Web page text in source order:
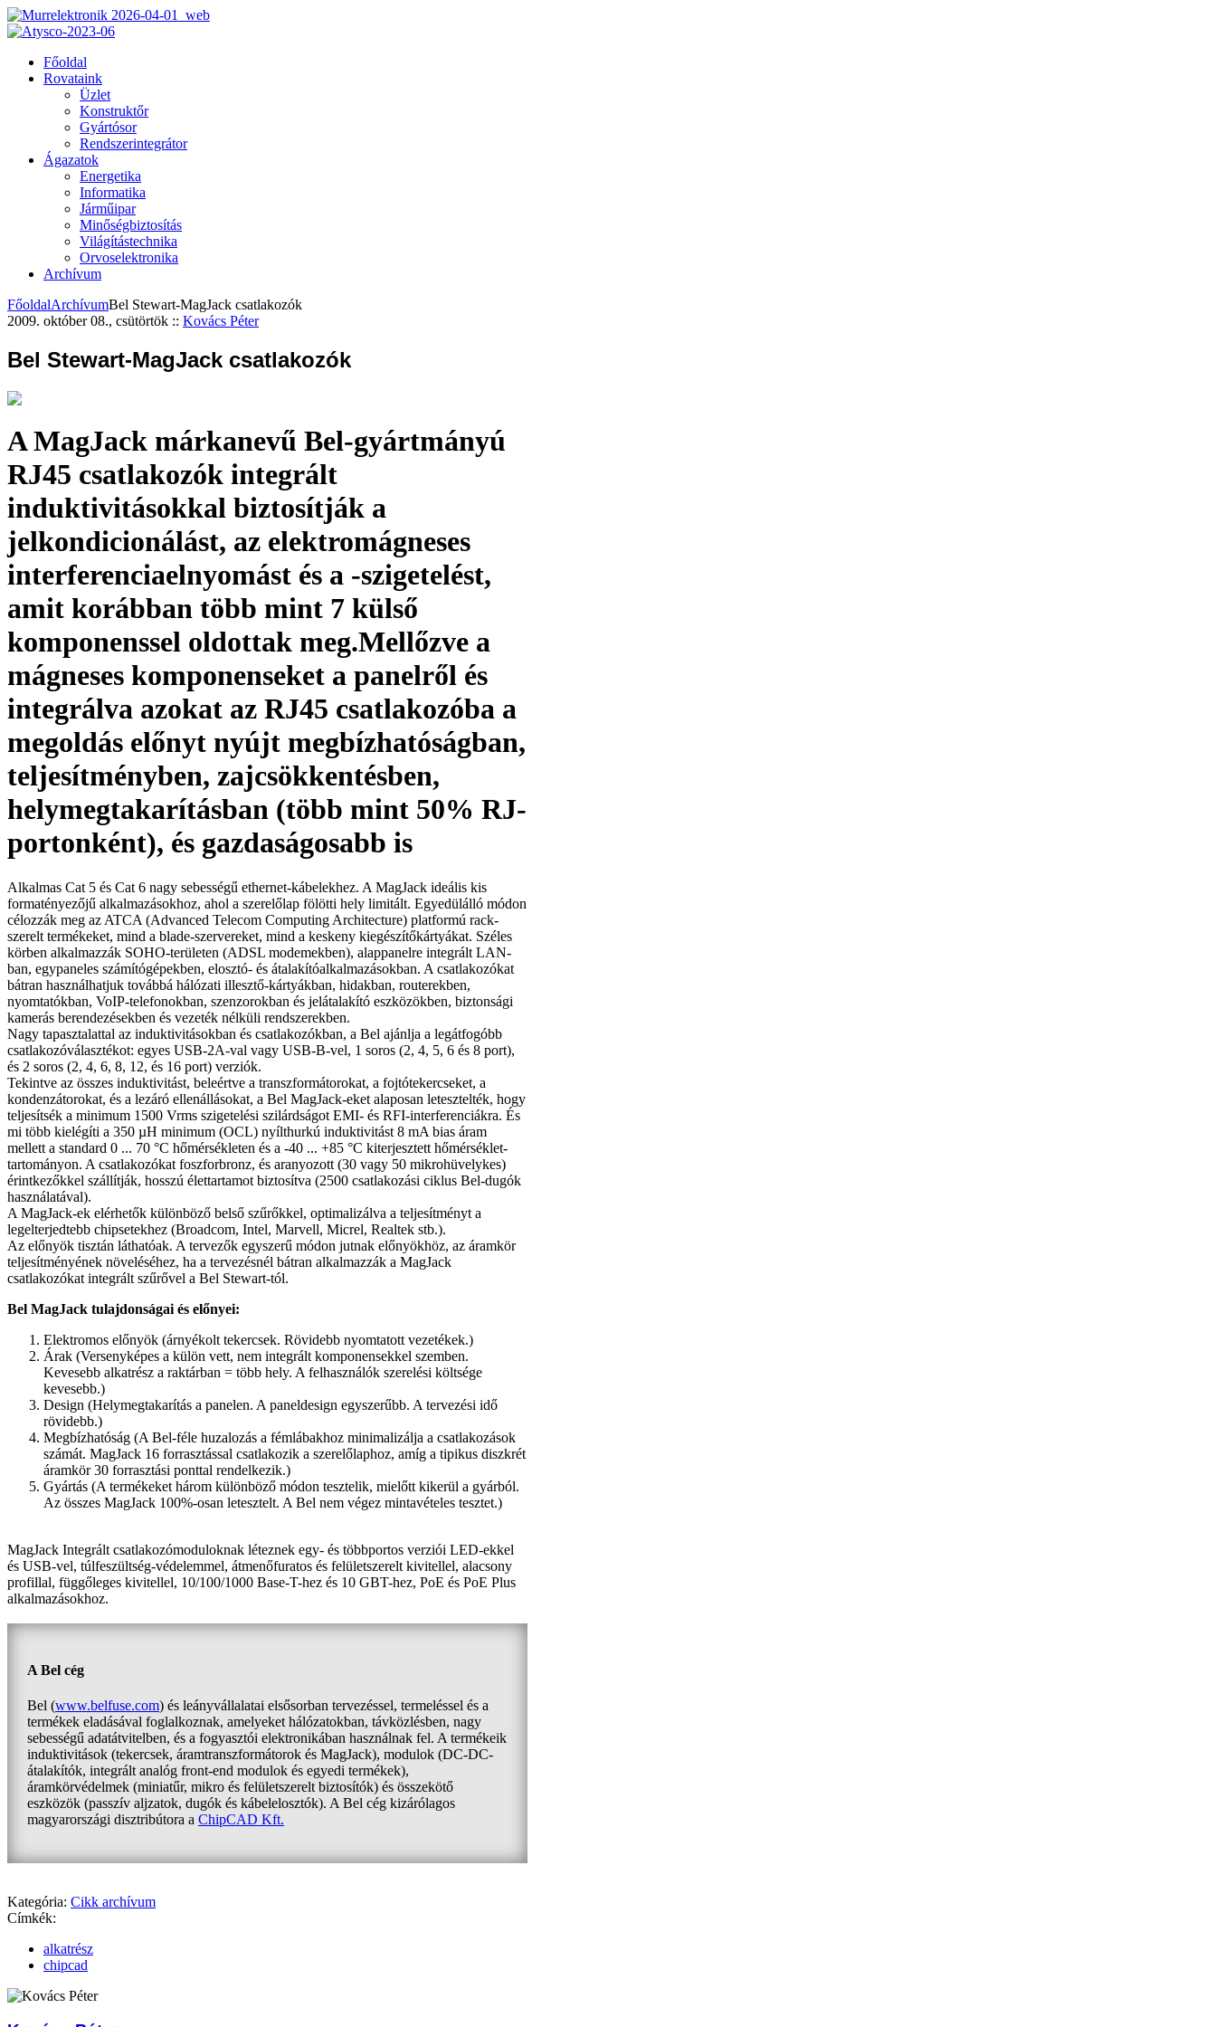
Főoldal
Rovataink
Üzlet
Konstruktőr
Gyártósor
Rendszerintegrátor
Ágazatok
Energetika
Informatika
Járműipar
Minőségbiztosítás
Világítástechnika
Orvoselektronika
Archívum
FőoldalArchívumBel Stewart-MagJack csatlakozók
2009. október 08., csütörtök :: Kovács Péter
Bel Stewart-MagJack csatlakozók
A MagJack márkanevű Bel-gyártmányú
RJ45 csatlakozók integrált
induktivitásokkal biztosítják a
jelkondicionálást, az elektromágneses
interferenciaelnyomást és a -szigetelést,
amit korábban több mint 7 külső
komponenssel oldottak meg.Mellőzve a
mágneses komponenseket a panelről és
integrálva azokat az RJ45 csatlakozóba a
megoldás előnyt nyújt megbízhatóságban,
teljesítményben, zajcsökkentésben,
helymegtakarításban (több mint 50% RJ-
portonként), és gazdaságosabb is
Alkalmas Cat 5 és Cat 6 nagy sebességű ethernet-kábelekhez. A MagJack ideális kis
formatényezőjű alkalmazásokhoz, ahol a szerelőlap fölötti hely limitált. Egyedülálló módon
célozzák meg az ATCA (Advanced Telecom Computing Architecture) platformú rack-
szerelt termékeket, mind a blade-szervereket, mind a keskeny kiegészítőkártyákat. Széles
körben alkalmazzák SOHO-területen (ADSL modemekben), alappanelre integrált LAN-
ban, egypaneles számítógépekben, elosztó- és átalakítóalkalmazásokban. A csatlakozókat
bátran használhatjuk továbbá hálózati illesztő-kártyákban, hidakban, routerekben,
nyomtatókban, VoIP-telefonokban, szenzorokban és jelátalakító eszközökben, biztonsági
kamerás berendezésekben és vezeték nélküli rendszerekben.
Nagy tapasztalattal az induktivitásokban és csatlakozókban, a Bel ajánlja a legátfogóbb
csatlakozóválasztékot: egyes USB-2A-val vagy USB-B-vel, 1 soros (2, 4, 5, 6 és 8 port),
és 2 soros (2, 4, 6, 8, 12, és 16 port) verziók.
Tekintve az összes induktivitást, beleértve a transzformátorokat, a fojtótekercseket, a
kondenzátorokat, és a lezáró ellenállásokat, a Bel MagJack-eket alaposan letesztelték, hogy
teljesítsék a minimum 1500 Vrms szigetelési szilárdságot EMI- és RFI-interferenciákra. És
mi több kielégíti a 350 µH minimum (OCL) nyílthurkú induktivitást 8 mA bias áram
mellett a standard 0 ... 70 °C hőmérsékleten és a -40 ... +85 °C kiterjesztett hőmérséklet-
tartományon. A csatlakozókat foszforbronz, és aranyozott (30 vagy 50 mikrohüvelykes)
érintkezőkkel szállítják, hosszú élettartamot biztosítva (2500 csatlakozási ciklus Bel-dugók
használatával).
A MagJack-ek elérhetők különböző belső szűrőkkel, optimalizálva a teljesítményt a
legelterjedtebb chipsetekhez (Broadcom, Intel, Marvell, Micrel, Realtek stb.).
Az előnyök tisztán láthatóak. A tervezők egyszerű módon jutnak előnyökhöz, az áramkör
teljesítményének növeléséhez, ha a tervezésnél bátran alkalmazzák a MagJack
csatlakozókat integrált szűrővel a Bel Stewart-tól.
Bel MagJack tulajdonságai és előnyei:
Elektromos előnyök (árnyékolt tekercsek. Rövidebb nyomtatott vezetékek.)
Árak (Versenyképes a külön vett, nem integrált komponensekkel szemben.
Kevesebb alkatrész a raktárban = több hely. A felhasználók szerelési költsége
kevesebb.)
Design (Helymegtakarítás a panelen. A paneldesign egyszerűbb. A tervezési idő
rövidebb.)
Megbízhatóság (A Bel-féle huzalozás a fémlábakhoz minimalizálja a csatlakozások
számát. MagJack 16 forrasztással csatlakozik a szerelőlaphoz, amíg a tipikus diszkrét
áramkör 30 forrasztási ponttal rendelkezik.)
Gyártás (A termékeket három különböző módon tesztelik, mielőtt kikerül a gyárból.
Az összes MagJack 100%-osan letesztelt. A Bel nem végez mintavételes tesztet.)
MagJack Integrált csatlakozómoduloknak léteznek egy- és többportos verziói LED-ekkel
és USB-vel, túlfeszültség-védelemmel, átmenőfuratos és felületszerelt kivitellel, alacsony
profillal, függőleges kivitellel, 10/100/1000 Base-T-hez és 10 GBT-hez, PoE és PoE Plus
alkalmazásokhoz.
A Bel cég
Bel (www.belfuse.com) és leányvállalatai elsősorban tervezéssel, termeléssel és a
termékek eladásával foglalkoznak, amelyeket hálózatokban, távközlésben, nagy
sebességű adatátvitelben, és a fogyasztói elektronikában használnak fel. A termékeik
induktivitások (tekercsek, áramtranszformátorok és MagJack), modulok (DC-DC-
átalakítók, integrált analóg front-end modulok és egyedi termékek),
áramkörvédelmek (miniatűr, mikro és felületszerelt biztosítók) és összekötő
eszközök (passzív aljzatok, dugók és kábelelosztók). A Bel cég kizárólagos
magyarországi disztribútora a ChipCAD Kft.
Kategória: Cikk archívum
Címkék:
alkatrész
chipcad